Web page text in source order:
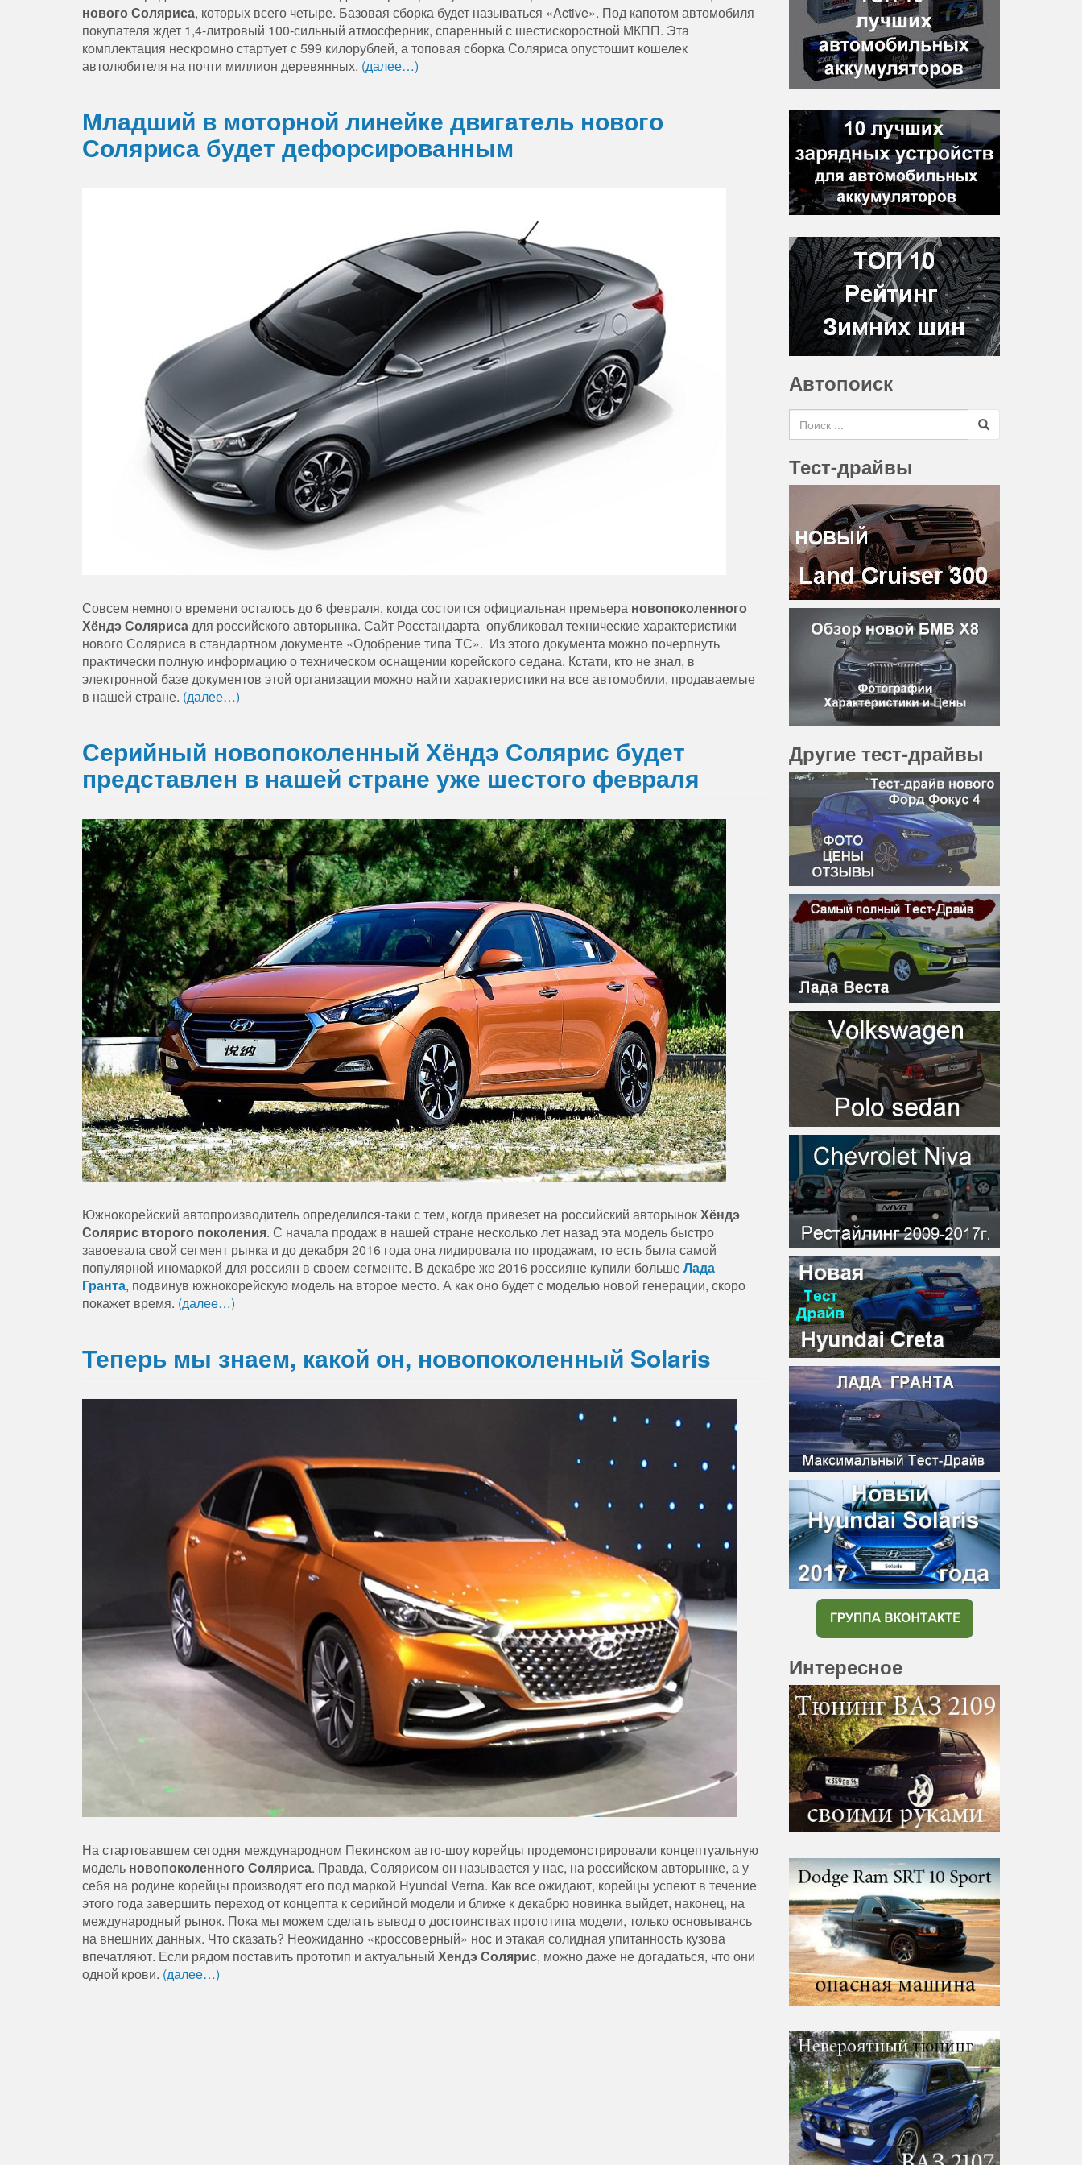
нового Соляриса, которых всего четыре. Базовая сборка будет называться «Active». Под капотом автомобиля
покупателя ждет 1,4-литровый 100-сильный атмосферник, спаренный с шестискоростной МКПП. Эта
комплектация нескромно стартует с 599 килорублей, а топовая сборка Соляриса опустошит кошелек
автолюбителя на почти миллион деревянных. (далее…)
Младший в моторной линейке двигатель нового
Соляриса будет дефорсированным
Совсем немного времени осталось до 6 февраля, когда состоится официальная премьера новопоколенного
Хёндэ Солярисадля российского авторынка. Сайт Росстандарта опубликовал технические характеристики
нового Соляриса в стандартном документе «Одобрение типа ТС». Из этого документа можно почерпнуть
практически полную информацию о техническом оснащении корейского седана. Кстати, кто не знал, в
электронной базе документов этой организации можно найти характеристики на все автомобили, продаваемые
в нашей стране. (далее…)
Серийный новопоколенный Хёндэ Солярис будет
представлен в нашей стране уже шестого февраля
Южнокорейский автопроизводитель определился-таки с тем, когда привезет на российский авторынокХёндэ
Солярис второго поколения. С начала продаж в нашей стране несколько лет назад эта модель быстро
завоевала свой сегмент рынка и до декабря 2016 года она лидировала по продажам, то есть была самой
популярной иномаркой для россиян в своем сегменте. В декабре же 2016 россияне купили большеЛада
Гранта, подвинув южнокорейскую модель на второе место. А как оно будет с моделью новой генерации, скоро
покажет время. (далее…)
Теперь мы знаем, какой он, новопоколенный Solaris
На стартовавшем сегодня международном Пекинском авто-шоу корейцы продемонстрировали концептуальную
модель новопоколенного Соляриса. Правда, Солярисом он называется у нас, на российском авторынке, а у
себя на родине корейцы производят его под маркой Hyundai Verna. Как все ожидают, корейцы успеют в течение
этого года завершить переход от концепта к серийной модели и ближе к декабрю новинка выйдет, наконец, на
международный рынок. Пока мы можем сделать вывод о достоинствах прототипа модели, только основываясь
на внешних данных. Что сказать? Неожиданно «кроссоверный» нос и этакая солидная упитанность кузова
впечатляют. Если рядом поставить прототип и актуальный Хендэ Солярис, можно даже не догадаться, что они
одной крови. (далее…)
Автопоиск
Search for
Тест-драйвы
Другие тест-драйвы
Интересное